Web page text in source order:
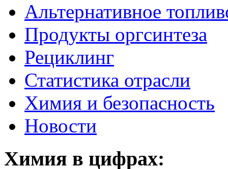
Альтернативное
Продукты оргсинтеза
Рециклинг
Статистика отрасли
Химия и безопасность
Новости
Химия в цифрах: